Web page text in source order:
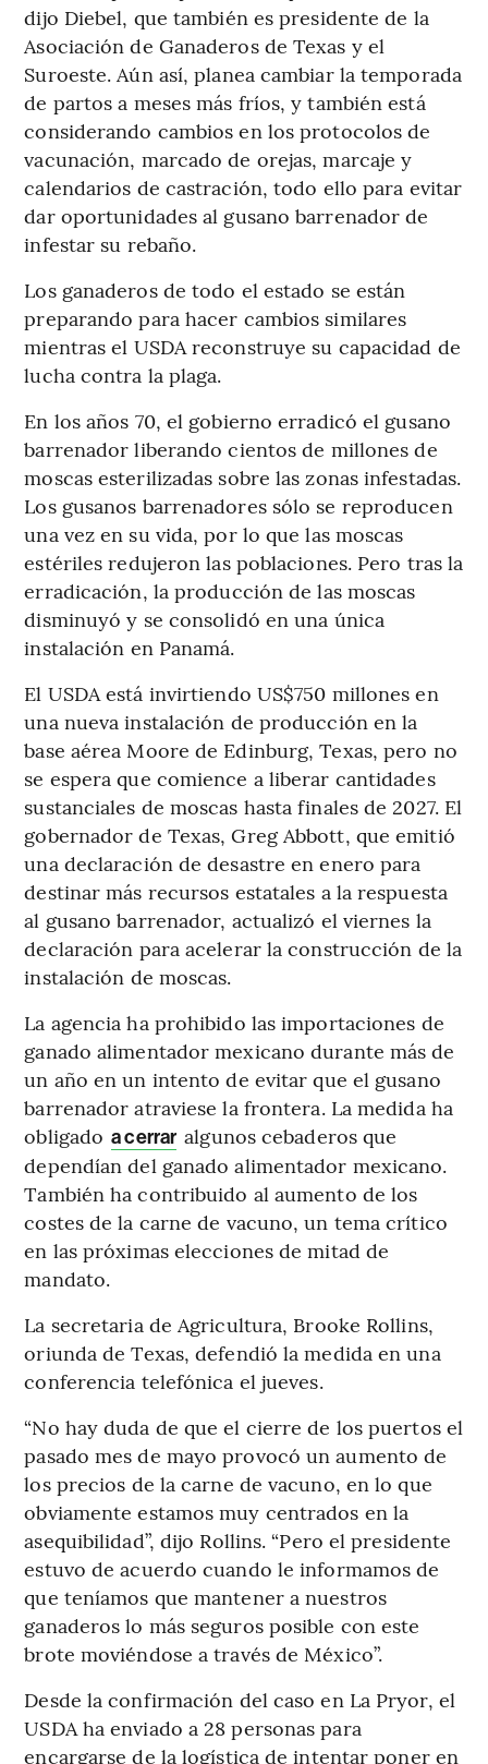
dijo Diebel, que también es presidente de la
Asociación de Ganaderos de Texas y el
Suroeste. Aún así, planea cambiar la temporada
de partos a meses más fríos, y también está
considerando cambios en los protocolos de
vacunación, marcado de orejas, marcaje y
calendarios de castración, todo ello para evitar
dar oportunidades al gusano barrenador de
infestar su rebaño.
Los ganaderos de todo el estado se están
preparando para hacer cambios similares
mientras el USDA reconstruye su capacidad de
lucha contra la plaga.
En los años 70, el gobierno erradicó el gusano
barrenador liberando cientos de millones de
moscas esterilizadas sobre las zonas infestadas.
Los gusanos barrenadores sólo se reproducen
una vez en su vida, por lo que las moscas
estériles redujeron las poblaciones. Pero tras la
erradicación, la producción de las moscas
disminuyó y se consolidó en una única
instalación en Panamá.
El USDA está invirtiendo US$750 millones en
una nueva instalación de producción en la
base aérea Moore de Edinburg, Texas, pero no
se espera que comience a liberar cantidades
sustanciales de moscas hasta finales de 2027. El
gobernador de Texas, Greg Abbott, que emitió
una declaración de desastre en enero para
destinar más recursos estatales a la respuesta
al gusano barrenador, actualizó el viernes la
declaración para acelerar la construcción de la
instalación de moscas.
La agencia ha prohibido las importaciones de
ganado alimentador mexicano durante más de
un año en un intento de evitar que el gusano
barrenador atraviese la frontera. La medida ha
obligado a cerrar algunos cebaderos que
dependían del ganado alimentador mexicano.
También ha contribuido al aumento de los
costes de la carne de vacuno, un tema crítico
en las próximas elecciones de mitad de
mandato.
La secretaria de Agricultura, Brooke Rollins,
oriunda de Texas, defendió la medida en una
conferencia telefónica el jueves.
“No hay duda de que el cierre de los puertos el
pasado mes de mayo provocó un aumento de
los precios de la carne de vacuno, en lo que
obviamente estamos muy centrados en la
asequibilidad”, dijo Rollins. “Pero el presidente
estuvo de acuerdo cuando le informamos de
que teníamos que mantener a nuestros
ganaderos lo más seguros posible con este
brote moviéndose a través de México”.
Desde la confirmación del caso en La Pryor, el
USDA ha enviado a 28 personas para
encargarse de la logística de intentar poner en